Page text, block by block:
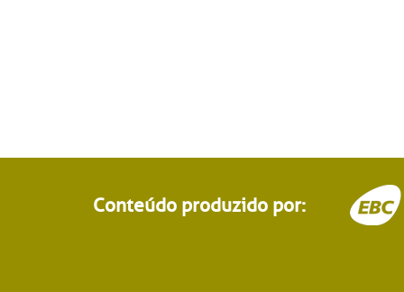
Conteúdo produzido por: